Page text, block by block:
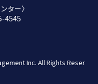
ター〉
4545
Inc. All Rights Reser